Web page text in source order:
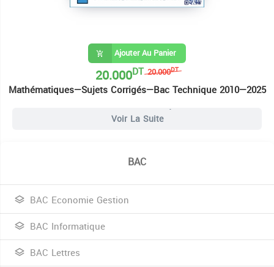
Ajouter Au Panier
20.000DT
20.000DT
Mathématiques—Sujets Corrigés—Bac Technique 2010—2025
Voir La Suite
8 Livres Bac Techniques
BAC
BAC Economie Gestion
BAC Informatique
BAC Lettres